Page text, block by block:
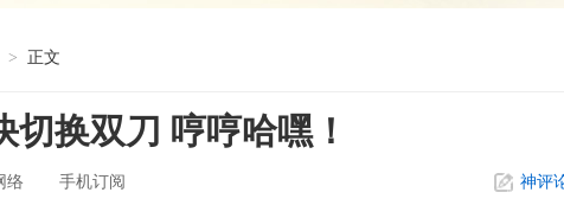
> 正文
换双刀 哼哼哈嘿！
络 手机订阅 神评